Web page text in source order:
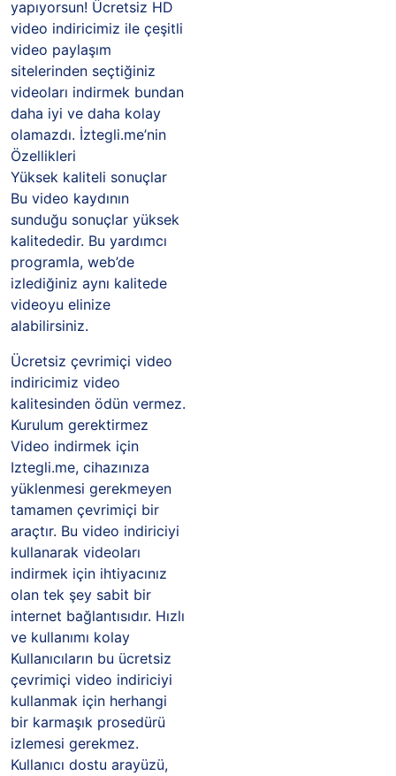
yapıyorsun! Ücretsiz HD
video indiricimiz ile çeşitli
video paylaşım
sitelerinden seçtiğiniz
videoları indirmek bundan
daha iyi ve daha kolay
olamazdı. İztegli.me’nin
Özellikleri
Yüksek kaliteli sonuçlar
Bu video kaydının
sunduğu sonuçlar yüksek
kalitededir. Bu yardımcı
programla, web’de
izlediğiniz aynı kalitede
videoyu elinize
alabilirsiniz.
Ücretsiz çevrimiçi video
indiricimiz video
kalitesinden ödün vermez.
Kurulum gerektirmez
Video indirmek için
Iztegli.me, cihazınıza
yüklenmesi gerekmeyen
tamamen çevrimiçi bir
araçtır. Bu video indiriciyi
kullanarak videoları
indirmek için ihtiyacınız
olan tek şey sabit bir
internet bağlantısıdır. Hızlı
ve kullanımı kolay
Kullanıcıların bu ücretsiz
çevrimiçi video indiriciyi
kullanmak için herhangi
bir karmaşık prosedürü
izlemesi gerekmez.
Kullanıcı dostu arayüzü,